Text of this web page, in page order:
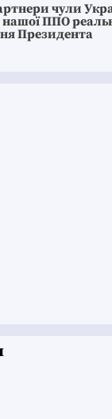
чули
ППО
Президента